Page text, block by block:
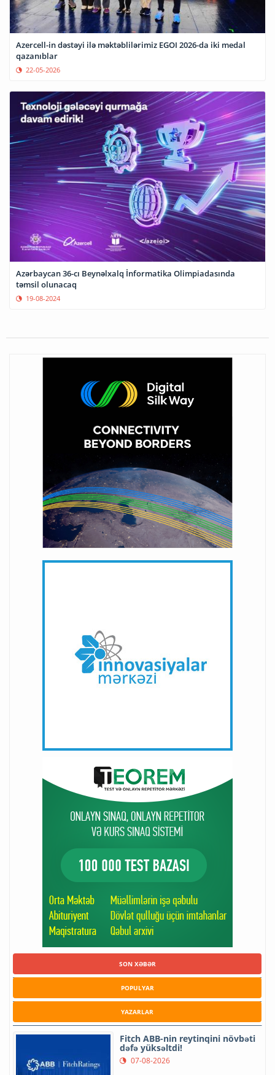
Azercell-in dəstəyi ilə məktəblilərimiz EGOI 2026-da iki medal
qazanıblar
22-05-2026
Azərbaycan 36-cı Beynəlxalq İnformatika Olimpiadasında
təmsil olunacaq
19-08-2024
SON XƏBƏR
POPULYAR
YAZARLAR
Fitch ABB-nin reytinqini növbəti
dəfə yüksəltdi!
07-08-2026